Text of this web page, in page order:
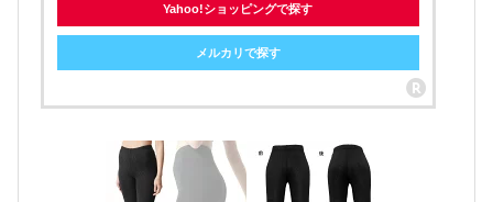
Yahoo!ショッピングで探す
メルカリで探す